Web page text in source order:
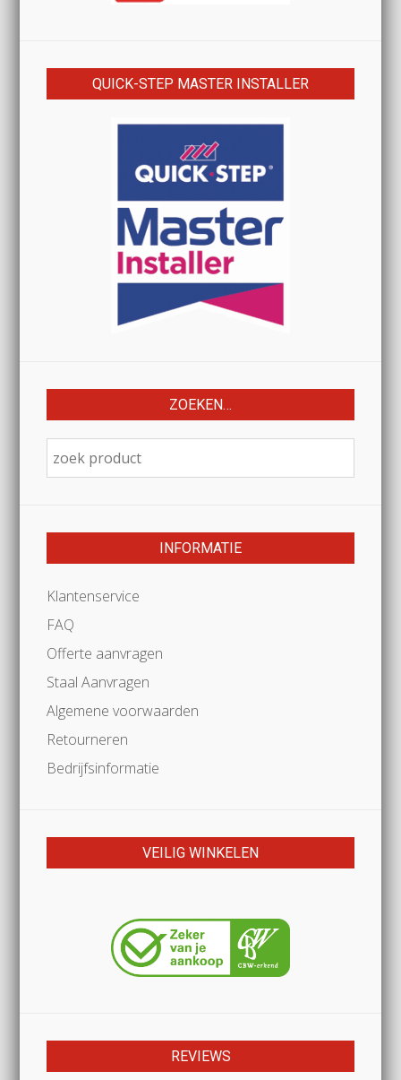
QUICK-STEP MASTER INSTALLER
ZOEKEN…
INFORMATIE
Klantenservice
FAQ
Offerte aanvragen
Staal Aanvragen
Algemene voorwaarden
Retourneren
Bedrijfsinformatie
VEILIG WINKELEN
REVIEWS